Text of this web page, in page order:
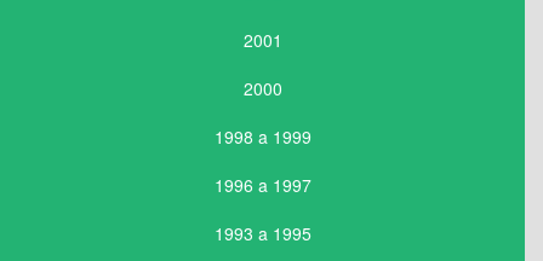
2001
2000
1998 a 1999
1996 a 1997
1993 a 1995